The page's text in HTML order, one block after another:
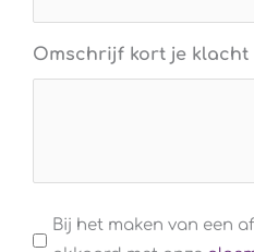
Omschrijf kort je klacht
Algemene
Bij het maken van een